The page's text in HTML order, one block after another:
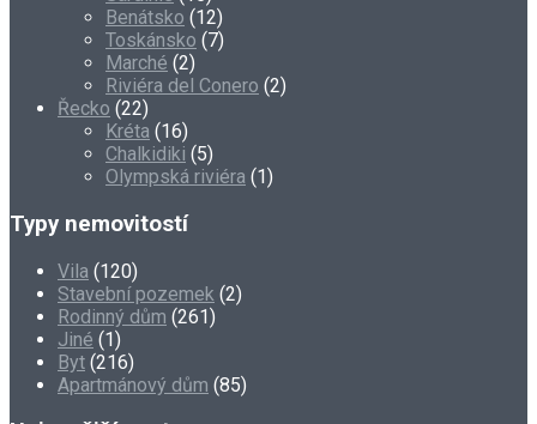
Benátsko (12)
Toskánsko (7)
Marché (2)
Riviéra del Conero (2)
Řecko (22)
Kréta (16)
Chalkidiki (5)
Olympská riviéra (1)
Typy nemovitostí
Vila (120)
Stavební pozemek (2)
Rodinný dům (261)
Jiné (1)
Byt (216)
Apartmánový dům (85)